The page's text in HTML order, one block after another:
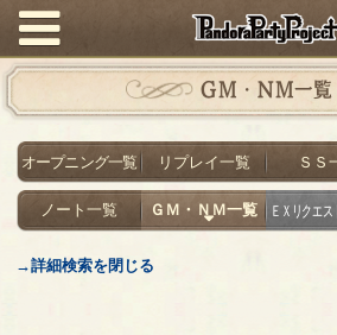
ＧＭ・ＮＭ一覧
オープニング一覧 リプレイ一覧 ＳＳ
ノート一覧 ＧＭ・ＮＭ一覧 ＥＸリクエス
→詳細検索を閉じる